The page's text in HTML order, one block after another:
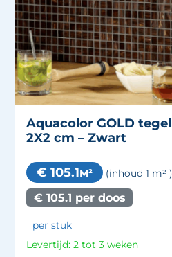
Aquacolor GOLD tegel
2X2 cm – Zwart
€ 105.1M² (inhoud 1 m² )
€ 105.1 per doos
per stuk
Levertijd: 2 tot 3 weken